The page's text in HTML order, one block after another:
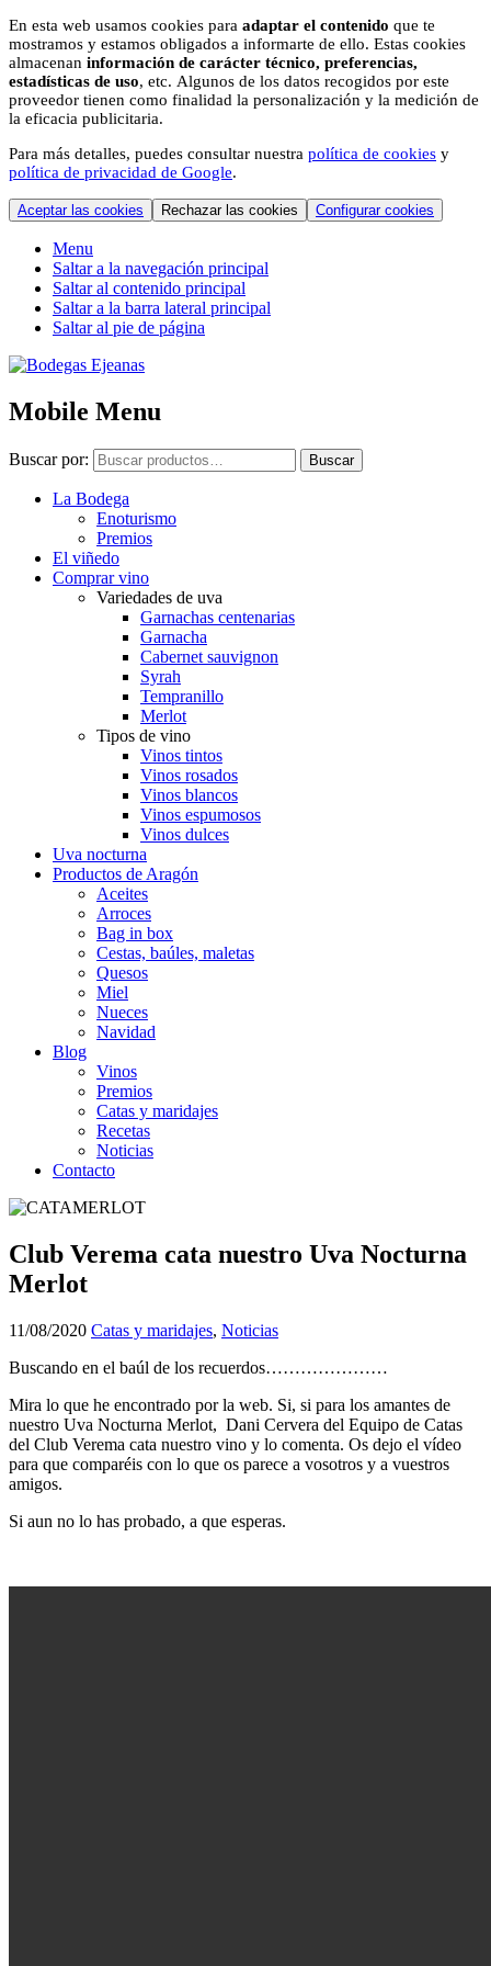
En esta web usamos cookies para adaptar el contenido que te
mostramos y estamos obligados a informarte de ello. Estas cookies
almacenan información de carácter técnico, preferencias,
estadísticas de uso, etc. Algunos de los datos recogidos por este
proveedor tienen como finalidad la personalización y la medición de
la eficacia publicitaria.
Para más detalles, puedes consultar nuestra política de cookies y
política de privacidad de Google.
Aceptar las cookies Rechazar las cookies Configurar cookies
Menu
Saltar a la navegación principal
Saltar al contenido principal
Saltar a la barra lateral principal
Saltar al pie de página
Mobile Menu
Buscar por: Buscar
La Bodega
Enoturismo
Premios
El viñedo
Comprar vino
Variedades de uva
Garnachas centenarias
Garnacha
Cabernet sauvignon
Syrah
Tempranillo
Merlot
Tipos de vino
Vinos tintos
Vinos rosados
Vinos blancos
Vinos espumosos
Vinos dulces
Uva nocturna
Productos de Aragón
Aceites
Arroces
Bag in box
Cestas, baúles, maletas
Quesos
Miel
Nueces
Navidad
Blog
Vinos
Premios
Catas y maridajes
Recetas
Noticias
Contacto
Club Verema cata nuestro Uva Nocturna
Merlot
11/08/2020 Catas y maridajes, Noticias
Buscando en el baúl de los recuerdos…………………
Mira lo que he encontrado por la web. Si, si para los amantes de
nuestro Uva Nocturna Merlot, Dani Cervera del Equipo de Catas
del Club Verema cata nuestro vino y lo comenta. Os dejo el vídeo
para que comparéis con lo que os parece a vosotros y a vuestros
amigos.
Si aun no lo has probado, a que esperas.